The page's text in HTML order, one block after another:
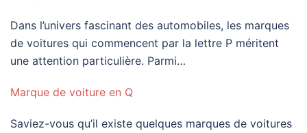
Dans l’univers fascinant des automobiles, les marques
de voitures qui commencent par la lettre P méritent
une attention particulière. Parmi…
Marque de voiture en Q
Saviez-vous qu’il existe quelques marques de voitures